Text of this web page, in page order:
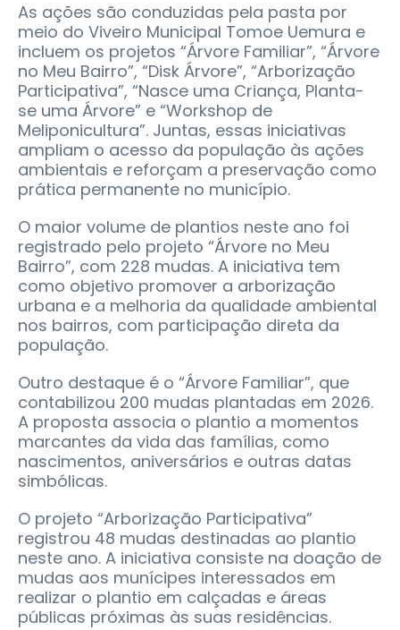
As ações são conduzidas pela pasta por
meio do Viveiro Municipal Tomoe Uemura e
incluem os projetos “Árvore Familiar”, “Árvore
no Meu Bairro”, “Disk Árvore”, “Arborização
Participativa”, “Nasce uma Criança, Planta-
se uma Árvore” e “Workshop de
Meliponicultura”. Juntas, essas iniciativas
ampliam o acesso da população às ações
ambientais e reforçam a preservação como
prática permanente no município.
O maior volume de plantios neste ano foi
registrado pelo projeto “Árvore no Meu
Bairro”, com 228 mudas. A iniciativa tem
como objetivo promover a arborização
urbana e a melhoria da qualidade ambiental
nos bairros, com participação direta da
população.
Outro destaque é o “Árvore Familiar”, que
contabilizou 200 mudas plantadas em 2026.
A proposta associa o plantio a momentos
marcantes da vida das famílias, como
nascimentos, aniversários e outras datas
simbólicas.
O projeto “Arborização Participativa”
registrou 48 mudas destinadas ao plantio
neste ano. A iniciativa consiste na doação de
mudas aos munícipes interessados em
realizar o plantio em calçadas e áreas
públicas próximas às suas residências.